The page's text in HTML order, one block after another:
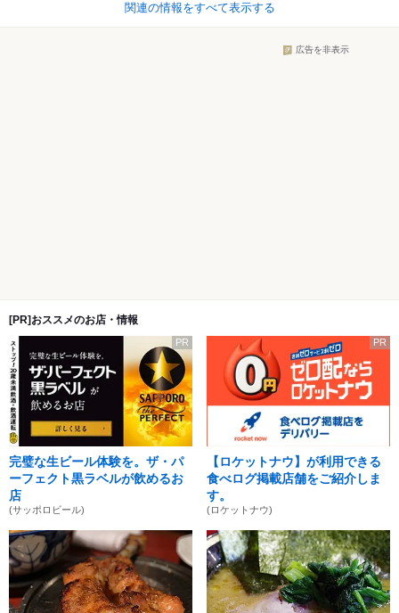
関連の情報をすべて表示する
広告を非表示
[PR]おススメのお店・情報
PR
完璧な生ビール体験を。ザ・パ
ーフェクト黒ラベルが飲めるお
店
(サッポロビール)
PR
【ロケットナウ】が利用できる
食べログ掲載店舗をご紹介しま
す。
(ロケットナウ)